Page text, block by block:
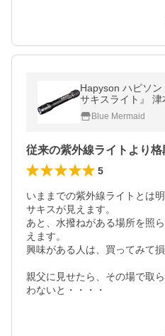
Hapyson ハピソン 防水機能 YF-980 『アニ
サキスライト』 津
Blue Mermaid
5
いままでの紫外線ライトとは
サキスが見えます。
あと、水撥ねがある場所を照
えます。
興味がある人は、買ってみて損
親父に見せたら、その場で取
わないと・・・・